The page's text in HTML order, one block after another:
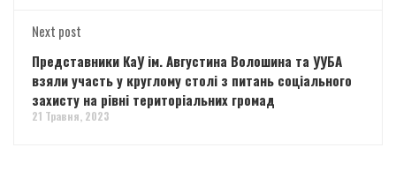
Next post
Представники КаУ ім. Августина Волошина та УУБА
взяли участь у круглому столі з питань соціального
захисту на рівні територіальних громад
21 Травня, 2023